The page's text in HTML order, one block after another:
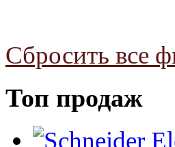
Сбросить все
Топ продаж